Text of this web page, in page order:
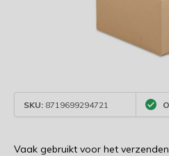
SKU: 8719699294721
Vaak gebruikt voor het